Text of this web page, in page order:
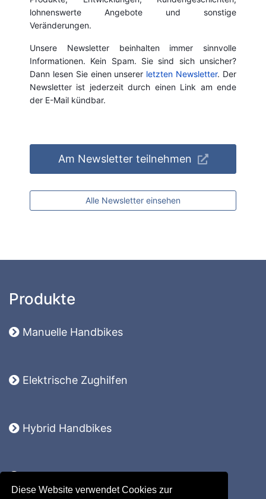
Diese Website verwendet Cookies zur
lohnenswerte Angebote und sonstige
Veränderungen.
Unsere Newsletter beinhalten immer sinnvolle
Informationen. Kein Spam. Sie sind sich unsicher?
Dann lesen Sie einen unserer letzten Newsletter. Der
Newsletter ist jederzeit durch einen Link am ende
der E-Mail kündbar.
Am Newsletter teilnehmen
Alle Newsletter einsehen
Produkte
Manuelle Handbikes
Elektrische Zughilfen
Hybrid Handbikes
Komplettsysteme
Lomo 360